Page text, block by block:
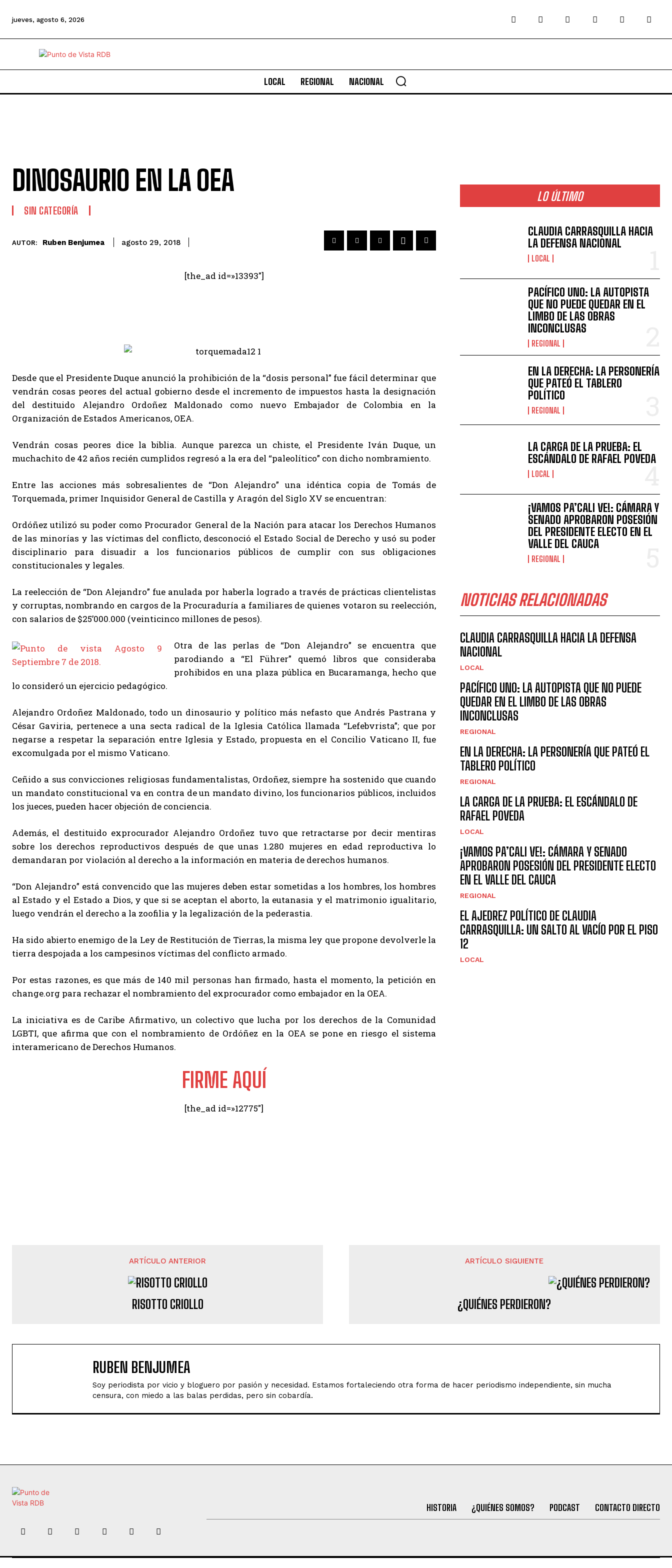
jueves, agosto 6, 2026
LOCAL REGIONAL NACIONAL
DINOSAURIO EN LA OEA
SIN CATEGORÍA
AUTOR: Ruben Benjumea agosto 29, 2018
[the_ad id=»13393″]
Desde que el Presidente Duque anunció la prohibición de la “dosis personal” fue fácil determinar que
vendrán cosas peores del actual gobierno desde el incremento de impuestos hasta la designación
del destituido Alejandro Ordoñez Maldonado como nuevo Embajador de Colombia en la
Organización de Estados Americanos, OEA.
Vendrán cosas peores dice la biblia. Aunque parezca un chiste, el Presidente Iván Duque, un
muchachito de 42 años recién cumplidos regresó a la era del “paleolítico” con dicho nombramiento.
Entre las acciones más sobresalientes de “Don Alejandro” una idéntica copia de Tomás de
Torquemada, primer Inquisidor General de Castilla y Aragón del Siglo XV se encuentran:
Ordóñez utilizó su poder como Procurador General de la Nación para atacar los Derechos Humanos
de las minorías y las víctimas del conflicto, desconoció el Estado Social de Derecho y usó su poder
disciplinario para disuadir a los funcionarios públicos de cumplir con sus obligaciones
constitucionales y legales.
La reelección de “Don Alejandro” fue anulada por haberla logrado a través de prácticas clientelistas
y corruptas, nombrando en cargos de la Procuraduría a familiares de quienes votaron su reelección,
con salarios de $25’000.000 (veinticinco millones de pesos).
Otra de las perlas de “Don Alejandro” se encuentra que
parodiando a “El Führer” quemó libros que consideraba
prohibidos en una plaza pública en Bucaramanga, hecho que
lo consideró un ejercicio pedagógico.
Alejandro Ordoñez Maldonado, todo un dinosaurio y político más nefasto que Andrés Pastrana y
César Gaviria, pertenece a una secta radical de la Iglesia Católica llamada “Lefebvrista”; que por
negarse a respetar la separación entre Iglesia y Estado, propuesta en el Concilio Vaticano II, fue
excomulgada por el mismo Vaticano.
Ceñido a sus convicciones religiosas fundamentalistas, Ordoñez, siempre ha sostenido que cuando
un mandato constitucional va en contra de un mandato divino, los funcionarios públicos, incluidos
los jueces, pueden hacer objeción de conciencia.
Además, el destituido exprocurador Alejandro Ordoñez tuvo que retractarse por decir mentiras
sobre los derechos reproductivos después de que unas 1.280 mujeres en edad reproductiva lo
demandaran por violación al derecho a la información en materia de derechos humanos.
“Don Alejandro” está convencido que las mujeres deben estar sometidas a los hombres, los hombres
al Estado y el Estado a Dios, y que si se aceptan el aborto, la eutanasia y el matrimonio igualitario,
luego vendrán el derecho a la zoofilia y la legalización de la pederastia.
Ha sido abierto enemigo de la Ley de Restitución de Tierras, la misma ley que propone devolverle la
tierra despojada a los campesinos víctimas del conflicto armado.
Por estas razones, es que más de 140 mil personas han firmado, hasta el momento, la petición en
change.org para rechazar el nombramiento del exprocurador como embajador en la OEA.
La iniciativa es de Caribe Afirmativo, un colectivo que lucha por los derechos de la Comunidad
LGBTI, que afirma que con el nombramiento de Ordóñez en la OEA se pone en riesgo el sistema
interamericano de Derechos Humanos.
FIRME AQUÍ
[the_ad id=»12775″]
LO ÚLTIMO
CLAUDIA CARRASQUILLA HACIA
LA DEFENSA NACIONAL
LOCAL
PACÍFICO UNO: LA AUTOPISTA
QUE NO PUEDE QUEDAR EN EL
LIMBO DE LAS OBRAS
INCONCLUSAS
REGIONAL
EN LA DERECHA: LA PERSONERÍA
QUE PATEÓ EL TABLERO
POLÍTICO
REGIONAL
LA CARGA DE LA PRUEBA: EL
ESCÁNDALO DE RAFAEL POVEDA
LOCAL
¡VAMOS PA’CALI VE!: CÁMARA Y
SENADO APROBARON POSESIÓN
DEL PRESIDENTE ELECTO EN EL
VALLE DEL CAUCA
REGIONAL
NOTICIAS RELACIONADAS
CLAUDIA CARRASQUILLA HACIA LA DEFENSA
NACIONAL
LOCAL
PACÍFICO UNO: LA AUTOPISTA QUE NO PUEDE
QUEDAR EN EL LIMBO DE LAS OBRAS
INCONCLUSAS
REGIONAL
EN LA DERECHA: LA PERSONERÍA QUE PATEÓ EL
TABLERO POLÍTICO
REGIONAL
LA CARGA DE LA PRUEBA: EL ESCÁNDALO DE
RAFAEL POVEDA
LOCAL
¡VAMOS PA’CALI VE!: CÁMARA Y SENADO
APROBARON POSESIÓN DEL PRESIDENTE ELECTO
EN EL VALLE DEL CAUCA
REGIONAL
EL AJEDREZ POLÍTICO DE CLAUDIA
CARRASQUILLA: UN SALTO AL VACÍO POR EL PISO
12
LOCAL
ARTÍCULO ANTERIOR
RISOTTO CRIOLLO
ARTÍCULO SIGUIENTE
¿QUIÉNES PERDIERON?
RUBEN BENJUMEA
Soy periodista por vicio y bloguero por pasión y necesidad. Estamos fortaleciendo otra forma de hacer periodismo independiente, sin mucha
censura, con miedo a las balas perdidas, pero sin cobardía.
HISTORIA ¿QUIÉNES SOMOS? PODCAST CONTACTO DIRECTO